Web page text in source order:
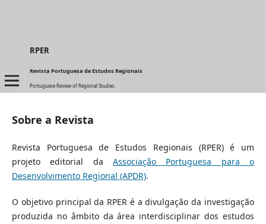
RPER
Revista Portuguesa de Estudos Regionais
Portuguese Review of Regional Studies
Sobre a Revista
Revista Portuguesa de Estudos Regionais (RPER) é um
projeto editorial da Associação Portuguesa para o
Desenvolvimento Regional (APDR).
O objetivo principal da RPER é a divulgação da investigação
produzida no âmbito da área interdisciplinar dos estudos